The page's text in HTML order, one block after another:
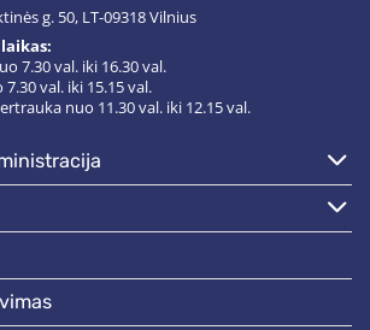
g. 50, LT-09318 Vilnius
7.30 val. iki 16.30 val.
7.30 val. iki 15.15 val.
nuo 11.30 val. iki 12.15 val.